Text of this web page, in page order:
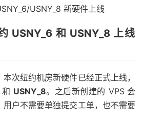
USNY_8 新硬件上线
USNY_6 和 USNY_8 上线
次纽约机房新硬件已经正式上线，
和 USNY_8。之后新创建的 VPS 会
用户不需要单独提交工单，也不需要